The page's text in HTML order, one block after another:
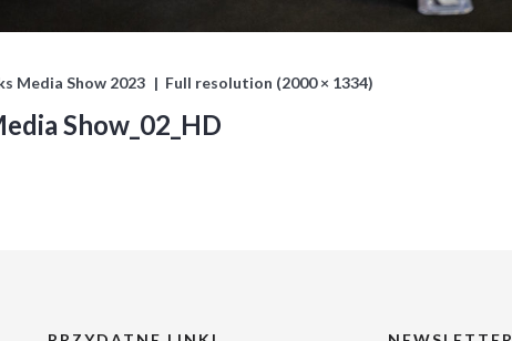
Media Show 2023 Full resolution (2000 × 1334)
Show_02_HD